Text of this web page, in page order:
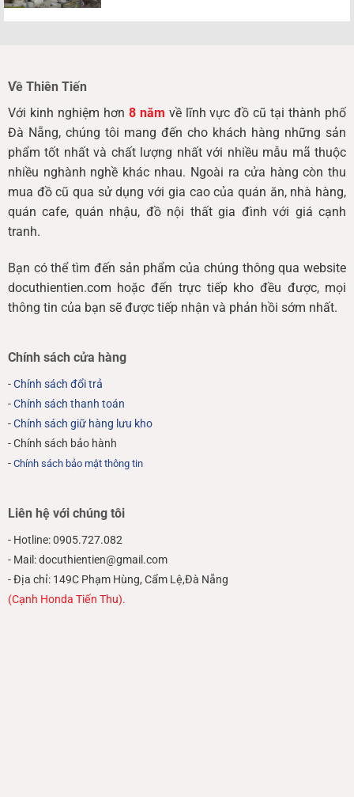
Về Thiên Tiến
Với kinh nghiệm hơn 8 năm về lĩnh vực đồ cũ tại thành phố
Đà Nẵng, chúng tôi mang đến cho khách hàng những sản
phẩm tốt nhất và chất lượng nhất với nhiều mẫu mã thuộc
nhiều nghành nghề khác nhau. Ngoài ra cửa hàng còn thu
mua đồ cũ qua sử dụng với gia cao của quán ăn, nhà hàng,
quán cafe, quán nhậu, đồ nội thất gia đình với giá cạnh
tranh.
Bạn có thể tìm đến sản phẩm của chúng thông qua website
docuthientien.com hoặc đến trực tiếp kho đều được, mọi
thông tin của bạn sẽ được tiếp nhận và phản hồi sớm nhất.
Chính sách cửa hàng
-Chính sách đổi trả
-Chính sách thanh toán
-Chính sách giữ hàng lưu kho
- Chính sách bảo hành
- Chính sách bảo mật thông tin
Liên hệ với chúng tôi
- Hotline: 0905.727.082
- Mail: docuthientien@gmail.com
- Địa chỉ: 149C Phạm Hùng, Cẩm Lệ,Đà Nẵng
(Cạnh Honda Tiến Thu).